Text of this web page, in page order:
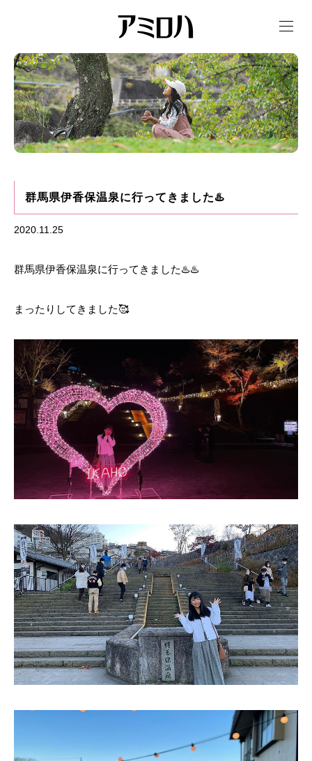
t
g
l
e
n
a
v
i
g
a
t
群馬県伊香保温泉に行ってきました♨️
2020.11.25
群馬県伊香保温泉に行ってきました♨️♨️
まったりしてきました🥰